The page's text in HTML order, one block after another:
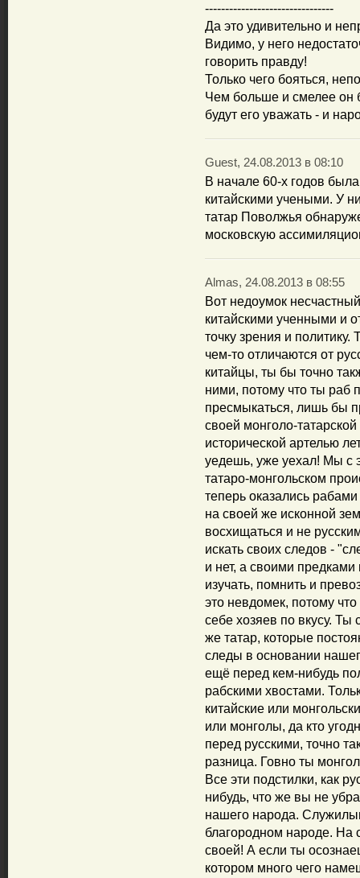
--------------------------------
Да это удивительно и
Видимо, у него
говорить правду!
Только чего бояться,
Чем больше и смелее он
будут его уважать - и
Guest, 24.08.2013 в 08:10
В начале 60-х годов
китайскими учеными. У
татар Поволжья
московскую
Almas, 24.08.2013 в 08:55
Вот недоумок
китайскими ученными и
точку зрения и
чем-то отличаются от
китайцы, ты бы точно
ними, потому что ты раб
пресмыкаться, лишь бы
своей монголо-
исторической артелью
уедешь, уже уехал! Мы с
татаро-монгольском
теперь оказались
на своей же исконной
восхищаться и не
искать своих следов -
и нет, а своими
изучать, помнить и
это невдомек, потому
себе хозяев по вкусу. Ты
же татар, которые
следы в основании
ещё перед кем-нибудь
рабскими хвостами.
китайские или
или монголы, да кто
перед русскими, точно
разница. Говно ты
Все эти подстилки, как
нибудь, что же вы не
нашего народа.
благородном народе. На
своей! А если ты
котором много чего